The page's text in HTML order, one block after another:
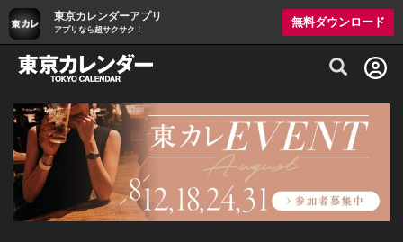
東京カレンダーアプリ
アプリなら超サクサク！
無料ダウンロード
グルメ情報・プレミアムレストラン予約